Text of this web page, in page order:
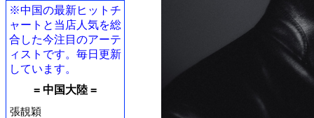
※中国の最新ヒットチ
ャートと当店人気を総
合した今注目のアーテ
ィストです。毎日更新
しています。
= 中国大陸 =
張靚穎